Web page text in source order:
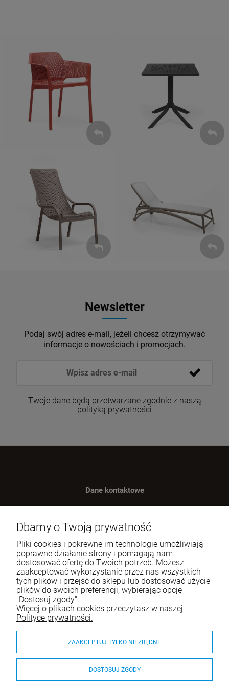
ZOBACZ ZOBACZ
Newsletter
Podaj swój adres e-mail, jeżeli chcesz otrzymywać
informacje o nowościach i promocjach.
Twoje dane będą przetwarzane zgodnie z naszą
polityką prywatności
Dane kontaktowe
ul. Wręczycka 268
42-202 Częstochowa
NIP: 9492236947
Tel.:
795-760-030
E-mail: sklep@itali.pl
Pomoc
Moje konto
Płatności i dostawa
Dbamy o Twoją prywatność
Pliki cookies i pokrewne im technologie umożliwiają
poprawne działanie strony i pomagają nam
dostosować ofertę do Twoich potrzeb. Możesz
zaakceptować wykorzystanie przez nas wszystkich
tych plików i przejść do sklepu lub dostosować użycie
plików do swoich preferencji, wybierając opcję
"Dostosuj zgody".
Więcej o plikach cookies przeczytasz w naszej
Polityce prywatności.
ZAAKCEPTUJ TYLKO NIEZBĘDNE
DOSTOSUJ ZGODY